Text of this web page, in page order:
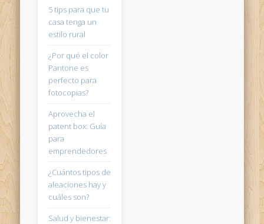
5 tips para que tu
casa tenga un
estilo rural
¿Por qué el color
Pantone es
perfecto para
fotocopias?
Aprovecha el
patent box: Guía
para
emprendedores
¿Cuántos tipos de
aleaciones hay y
cuáles son?
Salud y bienestar: